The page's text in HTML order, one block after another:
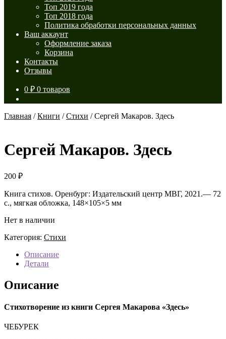
Топ 2019 года
Топ 2018 года
Политика обработки персональных данных
Ваш аккаунт
Оформление заказа
Корзина
Контакты
Отзывы
0 ₽ 0 товаров
Главная /Книги /Стихи /Сергей Макаров. Здесь
Сергей Макаров. Здесь
200 ₽
Книга стихов. Оренбург: Издательский центр МВГ, 2021.— 72
с., мягкая обложка, 148×105×5 мм
Нет в наличии
Категория: Стихи
Описание
Детали
Описание
Стихотворение из книги Сергея Макарова «Здесь»
ЧЕБУРЕК